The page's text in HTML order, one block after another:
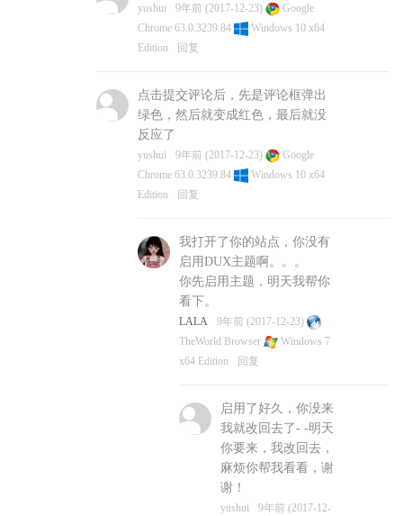
yushui 9年前 (2017-12-23)
Google
Chrome 63.0.3239.84
Windows 10 x64
Edition
回复
点击提交评论后，先是评论框弹出
绿色，然后就变成红色，最后就没
反应了
yushui 9年前 (2017-12-23)
Google
Chrome 63.0.3239.84
Windows 10 x64
Edition
回复
我打开了你的站点，你没有
启用DUX主题啊。。。
你先启用主题，明天我帮你
看下。
LALA
9年前 (2017-12-23)
TheWorld Browser
Windows 7
x64 Edition
回复
启用了好久，你没来
我就改回去了- -明天
你要来，我改回去，
麻烦你帮我看看，谢
谢！
yushui 9年前 (2017-12-